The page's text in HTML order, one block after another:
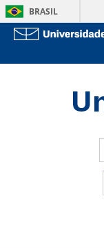
BRASIL